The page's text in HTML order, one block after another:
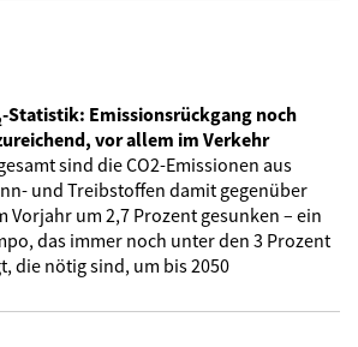
Statistik: Emissionsrückgang noch
vor allem im Verkehr
sind die CO2-Emissionen aus
und Treibstoffen damit gegenüber
Vorjahr um 2,7 Prozent gesunken – ein
das immer noch unter den 3 Prozent
die nötig sind, um bis 2050